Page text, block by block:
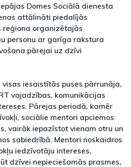
Domes Sociālā dienesta
attālināti piedalījās
reģiona organizētajās
personu ar garīga rakstura
pārejai uz dzīvi
iesaistītās puses pārrunāja,
vajadzības, komunikācijas
Pārejas periodā, kamēr
sociālie mentori apciemos
vairāk iepazīstot vienam otru un
sabiedrībā. Mentori noskaidros
iedzīvotāju intereses,
dzīvei nepieciešamās prasmes,